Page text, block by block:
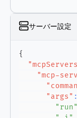
サーバー設定
{
"mcp-
"args" :
"run"